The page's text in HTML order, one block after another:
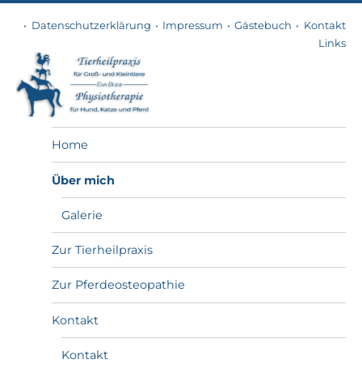
Kontakt
Gästebuch
Impressum
Datenschutzerklärung
Links
Tierheilpraxis
Home
Über mich
Galerie
Zur Tierheilpraxis
Zur Pferdeosteopathie
Kontakt
Kontakt